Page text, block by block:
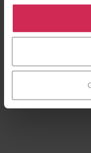
Klikk på «Godta
bruke cookies for
tilpasse ditt
379,-
Den siste gode